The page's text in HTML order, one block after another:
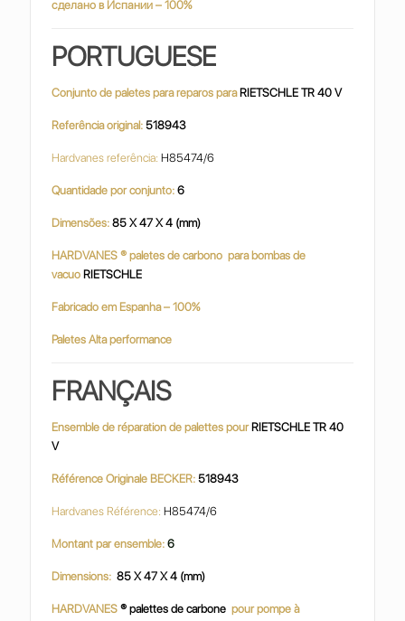
сделано в Испании – 100%
PORTUGUESE
Conjunto de paletes para reparos para RIETSCHLE TR 40 V
Referência original: 518943
Hardvanes referência:H85474/6
Quantidade por conjunto: 6
Dimensões:85 X 47 X 4 (mm)
HARDVANES ® paletes de carbono para bombas de
vacuo RIETSCHLE
Fabricado em Espanha – 100%
Paletes Alta performance
FRANÇAIS
Ensemble de réparation de palettes pour RIETSCHLE TR 40
V
Référence Originale BECKER: 518943
Hardvanes Référence: H85474/6
Montant par ensemble: 6
Dimensions:85 X 47 X 4 (mm)
HARDVANES® palettes de carbone pour pompe à